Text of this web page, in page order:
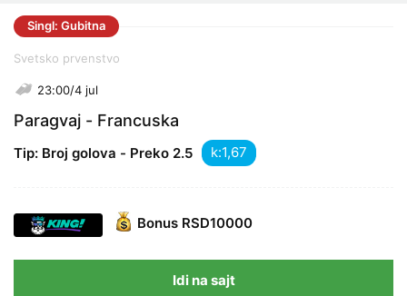
Singl: Gubitna
Svetsko prvenstvo
23:00/4 jul
Paragvaj - Francuska
Tip: Broj golova - Preko 2.5 k:
Bonus RSD10000
Idi na sajt